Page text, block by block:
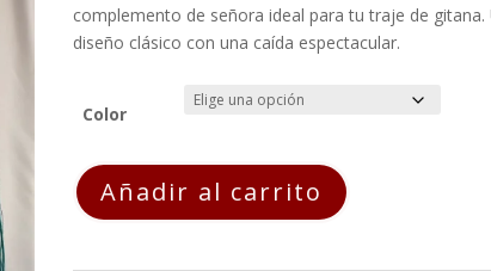
complemento de señora ideal para tu traje de gitana.
diseño clásico con una caída espectacular.
Color
Mantoncillo
Flamenca
Añadir al carrito